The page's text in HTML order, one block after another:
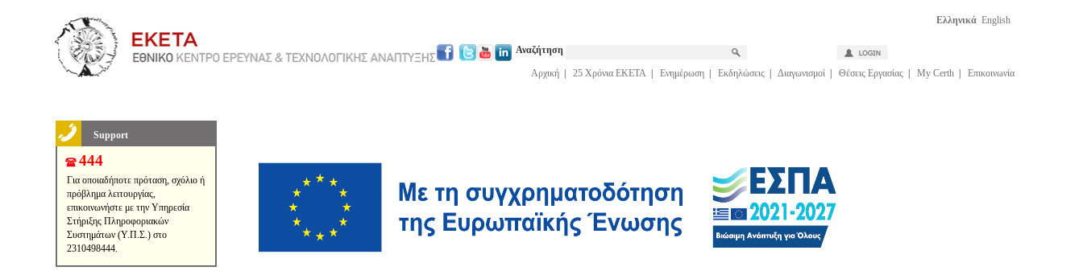
Ελληνικά English
Αναζήτηση
Αρχική| 25 Χρόνια ΕΚΕΤΑ| Ενημέρωση| Εκδηλώσεις| Διαγωνισμοί| Θέσεις Εργασίας| My Certh| Επικοινωνία
Support
444
Για οποιαδήποτε πρόταση, σχόλιο ή
πρόβλημα λειτουργίας,
επικοινωνήστε με την Υπηρεσία
Στήριξης Πληροφοριακών
Συστημάτων (Υ.Π.Σ.) στο
2310498444.